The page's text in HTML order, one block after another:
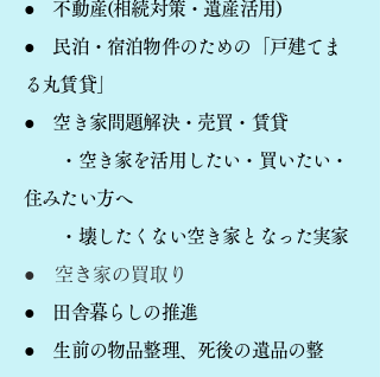
● 不動産(相続対策・遺産活用)
​● 民泊・宿泊物件のための「戸建てま
る丸賃貸」
● 空き家問題解決・売買・賃貸
・空き家を活用したい・買いたい・
住みたい方へ
​ ・壊したくない空き家となった実家
● 空き家の買取り
​● 田舎暮らしの推進
● 生前の物品整理、死後の遺品の整